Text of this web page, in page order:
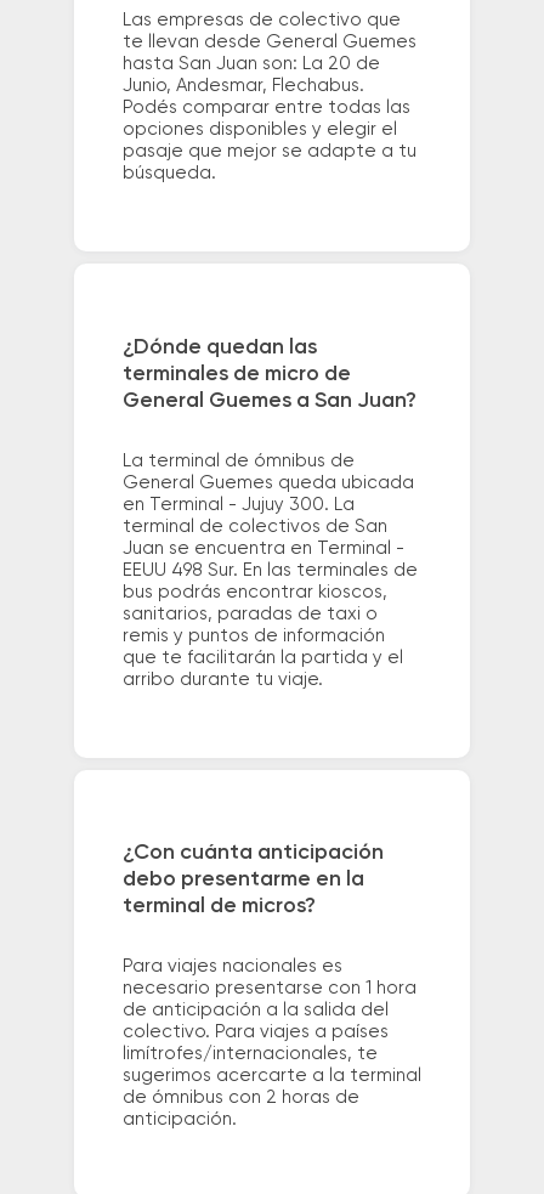
Las empresas de colectivo que
te llevan desde General Guemes
hasta San Juan son: La 20 de
Junio, Andesmar, Flechabus.
Podés comparar entre todas las
opciones disponibles y elegir el
pasaje que mejor se adapte a tu
búsqueda.
¿Dónde quedan las
terminales de micro de
General Guemes a San Juan?
La terminal de ómnibus de
General Guemes queda ubicada
en Terminal - Jujuy 300. La
terminal de colectivos de San
Juan se encuentra en Terminal -
EEUU 498 Sur. En las terminales de
bus podrás encontrar kioscos,
sanitarios, paradas de taxi o
remis y puntos de información
que te facilitarán la partida y el
arribo durante tu viaje.
¿Con cuánta anticipación
debo presentarme en la
terminal de micros?
Para viajes nacionales es
necesario presentarse con 1 hora
de anticipación a la salida del
colectivo. Para viajes a países
limítrofes/internacionales, te
sugerimos acercarte a la terminal
de ómnibus con 2 horas de
anticipación.